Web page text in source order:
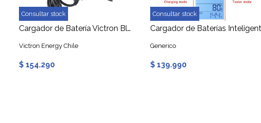
Consultar stock
Cargador de Batería Victron Blue Smart IP22 12/15(1) 230V CEE 7/7
Victron Energy Chile
$ 154.290
Consultar stock
Generico
$ 139.990